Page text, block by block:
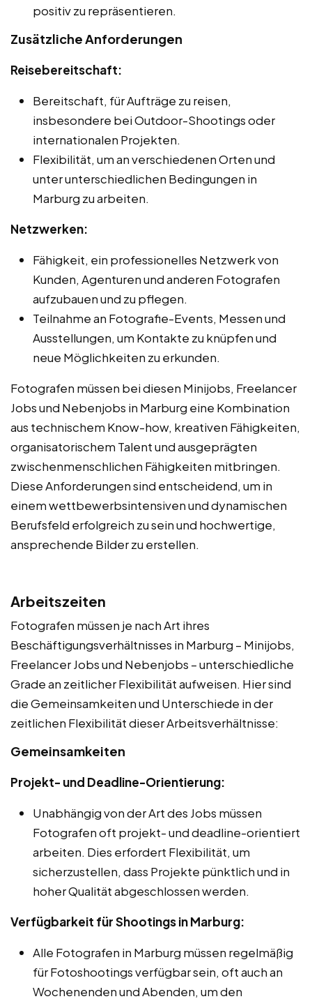
positiv zu repräsentieren.
Zusätzliche Anforderungen
Reisebereitschaft:
Bereitschaft, für Aufträge zu reisen,
insbesondere bei Outdoor-Shootings oder
internationalen Projekten.
Flexibilität, um an verschiedenen Orten und
unter unterschiedlichen Bedingungen in
Marburg zu arbeiten.
Netzwerken:
Fähigkeit, ein professionelles Netzwerk von
Kunden, Agenturen und anderen Fotografen
aufzubauen und zu pflegen.
Teilnahme an Fotografie-Events, Messen und
Ausstellungen, um Kontakte zu knüpfen und
neue Möglichkeiten zu erkunden.
Fotografen müssen bei diesen Minijobs, Freelancer
Jobs und Nebenjobs in Marburg eine Kombination
aus technischem Know-how, kreativen Fähigkeiten,
organisatorischem Talent und ausgeprägten
zwischenmenschlichen Fähigkeiten mitbringen.
Diese Anforderungen sind entscheidend, um in
einem wettbewerbsintensiven und dynamischen
Berufsfeld erfolgreich zu sein und hochwertige,
ansprechende Bilder zu erstellen.
Arbeitszeiten
Fotografen müssen je nach Art ihres
Beschäftigungsverhältnisses in Marburg – Minijobs,
Freelancer Jobs und Nebenjobs – unterschiedliche
Grade an zeitlicher Flexibilität aufweisen. Hier sind
die Gemeinsamkeiten und Unterschiede in der
zeitlichen Flexibilität dieser Arbeitsverhältnisse:
Gemeinsamkeiten
Projekt- und Deadline-Orientierung:
Unabhängig von der Art des Jobs müssen
Fotografen oft projekt- und deadline-orientiert
arbeiten. Dies erfordert Flexibilität, um
sicherzustellen, dass Projekte pünktlich und in
hoher Qualität abgeschlossen werden.
Verfügbarkeit für Shootings in Marburg:
Alle Fotografen in Marburg müssen regelmäßig
für Fotoshootings verfügbar sein, oft auch an
Wochenenden und Abenden, um den